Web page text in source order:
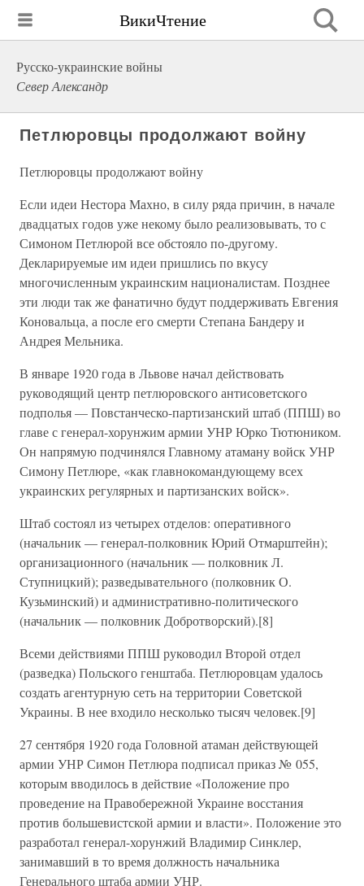
ВикиЧтение
Русско-украинские войны
Север Александр
Петлюровцы продолжают войну
Петлюровцы продолжают войну
Если идеи Нестора Махно, в силу ряда причин, в начале
двадцатых годов уже некому было реализовывать, то с
Симоном Петлюрой все обстояло по-другому.
Декларируемые им идеи пришлись по вкусу
многочисленным украинским националистам. Позднее
эти люди так же фанатично будут поддерживать Евгения
Коновальца, а после его смерти Степана Бандеру и
Андрея Мельника.
В январе 1920 года в Львове начал действовать
руководящий центр петлюровского антисоветского
подполья — Повстанческо-партизанский штаб (ППШ) во
главе с генерал-хорунжим армии УНР Юрко Тютюником.
Он напрямую подчинялся Главному атаману войск УНР
Симону Петлюре, «как главнокомандующему всех
украинских регулярных и партизанских войск».
Штаб состоял из четырех отделов: оперативного
(начальник — генерал-полковник Юрий Отмарштейн);
организационного (начальник — полковник Л.
Ступницкий); разведывательного (полковник О.
Кузьминский) и административно-политического
(начальник — полковник Добротворский).[8]
Всеми действиями ППШ руководил Второй отдел
(разведка) Польского генштаба. Петлюровцам удалось
создать агентурную сеть на территории Советской
Украины. В нее входило несколько тысяч человек.[9]
27 сентября 1920 года Головной атаман действующей
армии УНР Симон Петлюра подписал приказ № 055,
которым вводилось в действие «Положение про
проведение на Правобережной Украине восстания
против большевистской армии и власти». Положение это
разработал генерал-хорунжий Владимир Синклер,
занимавший в то время должность начальника
Генерального штаба армии УНР.